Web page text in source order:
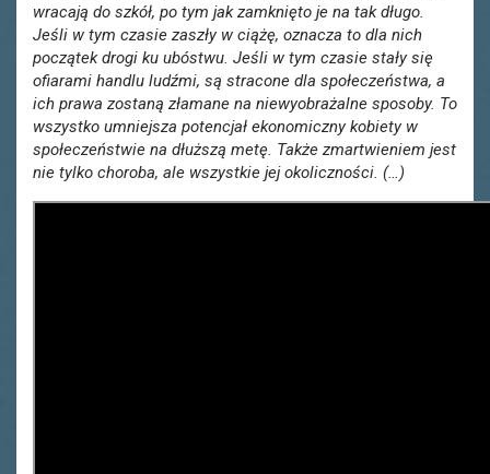
wracają do szkół, po tym jak zamknięto je na tak długo.
Jeśli w tym czasie zaszły w ciążę, oznacza to dla nich
początek drogi ku ubóstwu. Jeśli w tym czasie stały się
ofiarami handlu ludźmi, są stracone dla społeczeństwa, a
ich prawa zostaną złamane na niewyobrażalne sposoby. To
wszystko umniejsza potencjał ekonomiczny kobiety w
społeczeństwie na dłuższą metę. Także zmartwieniem jest
nie tylko choroba, ale wszystkie jej okoliczności. (…)